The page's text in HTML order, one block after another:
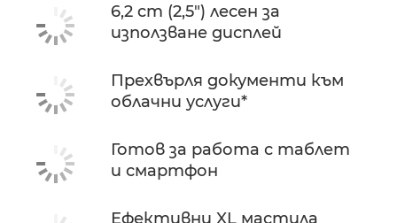
6,2 cm (2,5") лесен за
използване дисплей
Прехвърля документи към
облачни услуги*
Готов за работа с таблет
и смартфон
Ефективни XL мастила